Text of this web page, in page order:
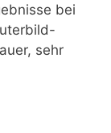
bei
sehr